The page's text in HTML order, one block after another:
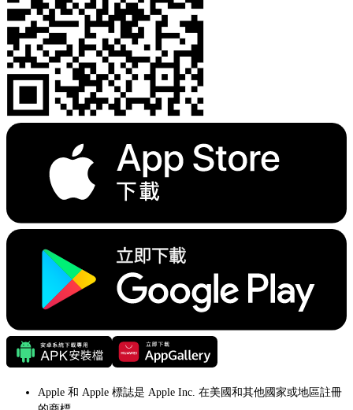
Apple 和 Apple 標誌是 Apple Inc. 在美國和其他國家或地區註冊